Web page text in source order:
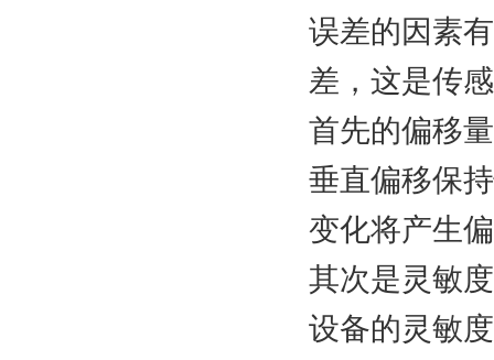
误差的因素
差，这是传
首先的偏移
垂直偏移保
变化将产生
其次是灵敏
设备的灵敏